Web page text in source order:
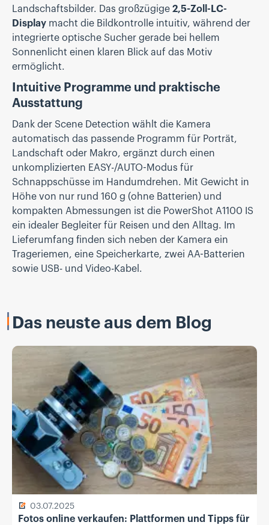
Landschaftsbilder. Das großzügige 2,5-Zoll-LC-
Display macht die Bildkontrolle intuitiv, während der
integrierte optische Sucher gerade bei hellem
Sonnenlicht einen klaren Blick auf das Motiv
ermöglicht.
Intuitive Programme und praktische
Ausstattung
Dank der Scene Detection wählt die Kamera
automatisch das passende Programm für Porträt,
Landschaft oder Makro, ergänzt durch einen
unkomplizierten EASY-/AUTO-Modus für
Schnappschüsse im Handumdrehen. Mit Gewicht in
Höhe von nur rund 160 g (ohne Batterien) und
kompakten Abmessungen ist die PowerShot A1100 IS
ein idealer Begleiter für Reisen und den Alltag. Im
Lieferumfang finden sich neben der Kamera ein
Trageriemen, eine Speicherkarte, zwei AA-Batterien
sowie USB- und Video-Kabel.
Das neuste aus dem Blog
03.07.2025
Fotos online verkaufen: Plattformen und Tipps für